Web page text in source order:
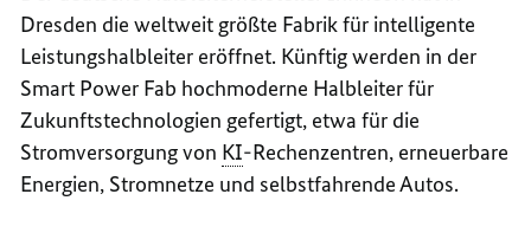
Dresden die weltweit größte Fabrik für intelligente
Leistungshalbleiter eröffnet. Künftig werden in der
Smart Power Fab hochmoderne Halbleiter für
Zukunftstechnologien gefertigt, etwa für die
Stromversorgung von KI-Rechenzentren, erneuerbare
Energien, Stromnetze und selbstfahrende Autos.